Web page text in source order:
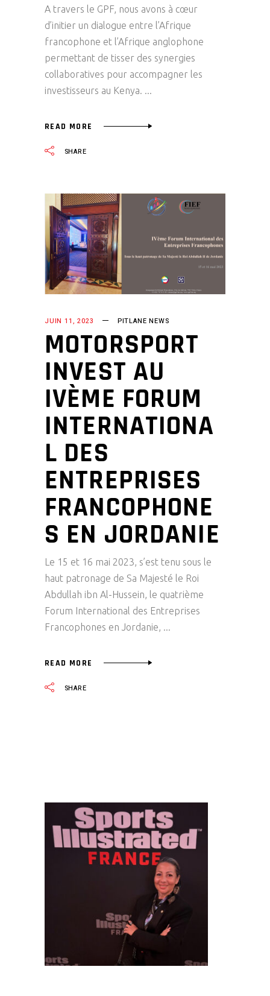
A travers le GPF, nous avons à cœur
d’initier un dialogue entre l’Afrique
francophone et l’Afrique anglophone
permettant de tisser des synergies
collaboratives pour accompagner les
investisseurs au Kenya.
READ MORE
SHARE
JUIN 11, 2023 PITLANE NEWS
MOTORSPORT
INVEST AU
IVÈME FORUM
INTERNATIONA
L DES
ENTREPRISES
FRANCOPHONE
S EN JORDANIE
Le 15 et 16 mai 2023, s’est tenu sous le
haut patronage de Sa Majesté le Roi
Abdullah ibn Al-Hussein, le quatrième
Forum International des Entreprises
Francophones en Jordanie,
READ MORE
SHARE